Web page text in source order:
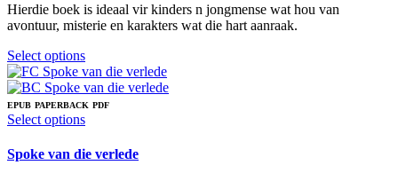
Hierdie boek is ideaal vir kinders n jongmense wat hou van
avontuur, misterie en karakters wat die hart aanraak.
Select optionsThis
product
has
multiple
variants.
options
EPUB PAPERBACK PDF
Select optionsThis
has
Spoke van die verlede